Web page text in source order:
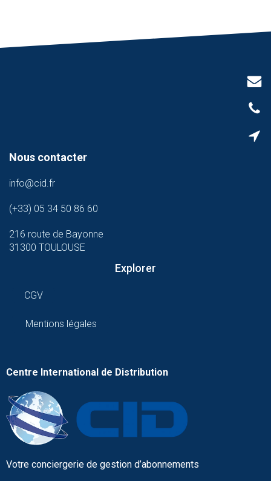
Nous contacter
info@cid.fr
(+33) 05 34 50 86 60
216 route de Bayonne
31300 TOULOUSE
Explorer
CGV
Mentions légales
Centre International de Distribution
Votre conciergerie de gestion d’abonnements